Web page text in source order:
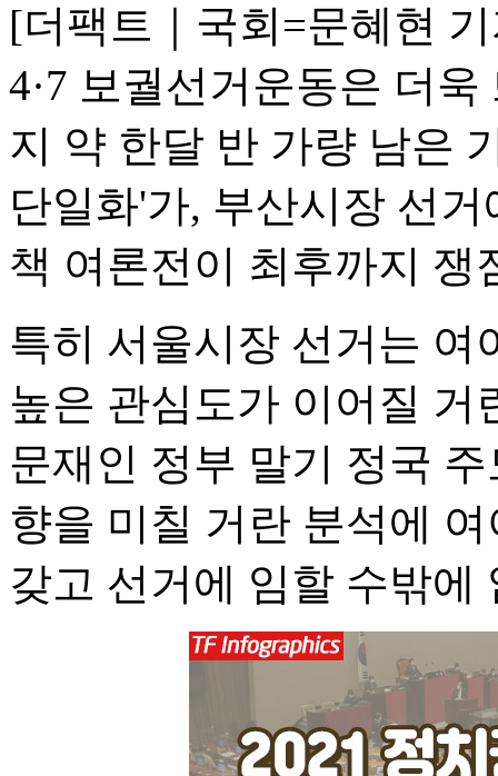
[더팩트｜국회=문혜현
4·7 보궐선거운동은 더
지 약 한달 반 가량 남은
단일화'가, 부산시장 선
책 여론전이 최후까지 쟁
특히 서울시장 선거는 여
높은 관심도가 이어질 거
문재인 정부 말기 정국
향을 미칠 거란 분석에
갖고 선거에 임할 수밖에